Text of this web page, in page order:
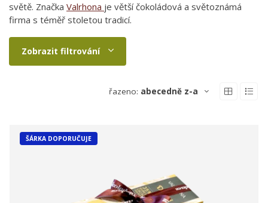
světě. Značka Valrhona je větší čokoládová a světoznámá
firma s téměř stoletou tradicí.
Zobrazit filtrování
řazeno: abecedně z-a
ŠÁRKA DOPORUČUJE